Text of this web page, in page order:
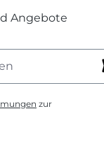
Angebote
zur